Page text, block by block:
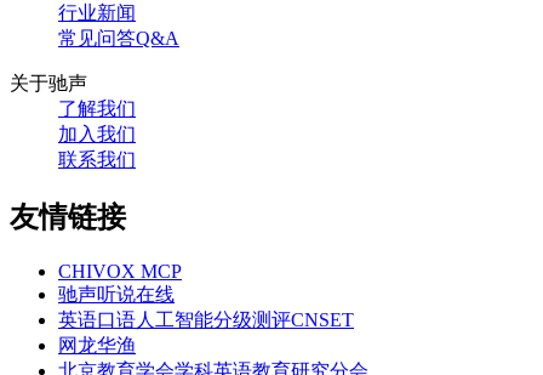
行业新闻
常见问答Q&A
关于驰声
了解我们
加入我们
联系我们
友情链接
CHIVOX MCP
驰声听说在线
英语口语人工智能分级测评CNSET
网龙华渔
北京教育学会学科英语教育研究分会